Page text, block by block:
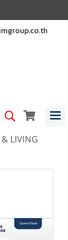
LIVING